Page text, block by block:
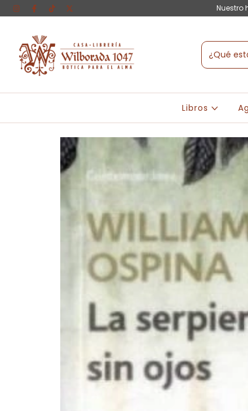
Nuestro
Libros